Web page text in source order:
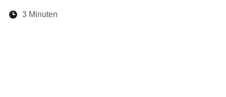
Lesedauer:
3 Minuten